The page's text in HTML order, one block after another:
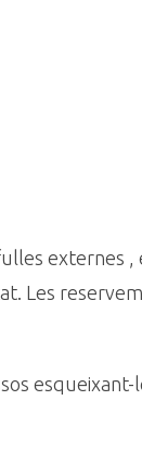
externes ,
Les
esqueixant-